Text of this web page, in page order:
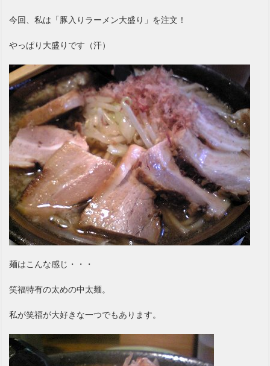
今回、私は「豚入りラーメン大盛り」を注文！
やっぱり大盛りです（汗）
麺はこんな感じ・・・
笑福特有の太めの中太麺。
私が笑福が大好きな一つでもあります。